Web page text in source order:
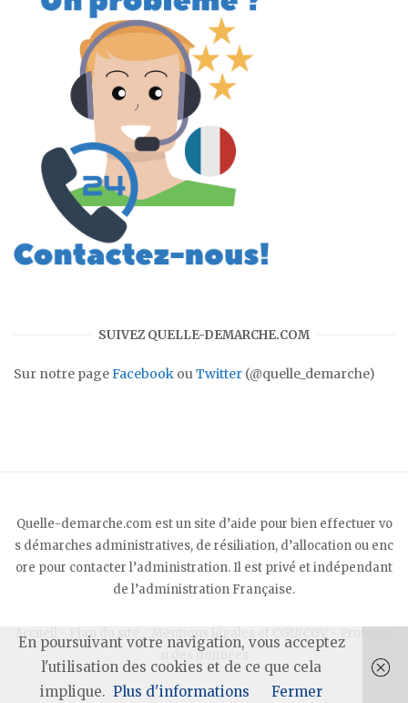
SUIVEZ QUELLE-DEMARCHE.COM
Sur notre pageFacebook ouTwitter (@quelle_demarche)
Quelle-demarche.com est un site d’aide pour bien effectuer vo
s démarches administratives, de résiliation, d’allocation ou enc
ore pour contacter l’administration. Il est privé et indépendant
de l’administration Française.
Accueil Plan du site Mentions légales et CGU/CGV
n des données
En poursuivant votre navigation, vous acceptez
l'utilisation des cookies et de ce que cela
implique. Plus d'informations Fermer